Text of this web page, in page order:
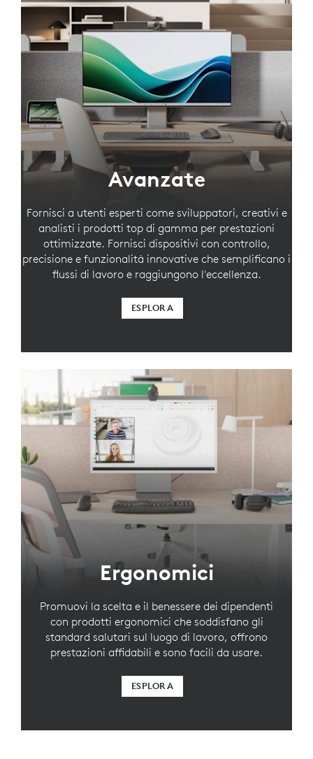
Avanzate
Fornisci a utenti esperti come sviluppatori, creativi e
analisti i prodotti top di gamma per prestazioni
ottimizzate. Fornisci dispositivi con controllo,
precisione e funzionalità innovative che semplificano i
flussi di lavoro e raggiungono l'eccellenza.
ESPLORA
Ergonomici
Promuovi la scelta e il benessere dei dipendenti
con prodotti ergonomici che soddisfano gli
standard salutari sul luogo di lavoro, offrono
prestazioni affidabili e sono facili da usare.
ESPLORA